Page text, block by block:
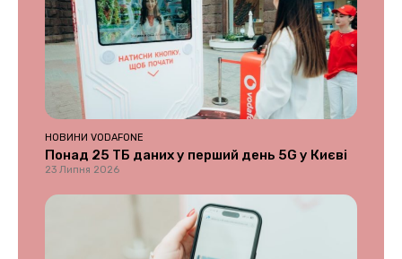
НОВИНИ VODAFONE
Понад 25 ТБ даних у перший день 5G у Києві
23 Липня 2026